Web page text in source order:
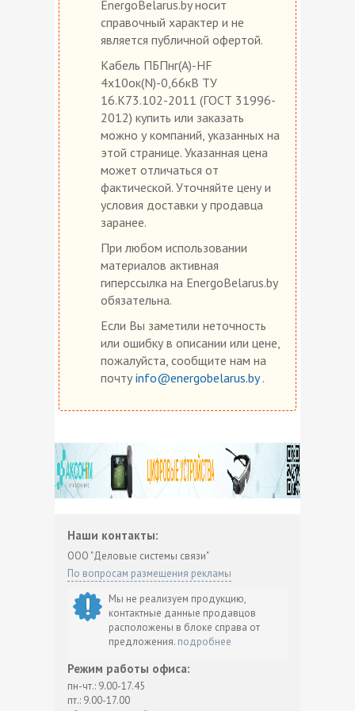
EnergoBelarus.by носит
справочный характер и не
является публичной офертой.
Кабель ПБПнг(А)-HF
4х10ок(N)-0,66кВ ТУ
16.К73.102-2011 (ГОСТ 31996-
2012) купить или заказать
можно у компаний, указанных на
этой странице. Указанная цена
может отличаться от
фактической. Уточняйте цену и
условия доставки у продавца
заранее.
При любом использовании
материалов активная
гиперссылка на EnergoBelarus.by
обязательна.
Если Вы заметили неточность
или ошибку в описании или цене,
пожалуйста, сообщите нам на
почту info@energobelarus.by.
Наши контакты:
ООО "Деловые системы связи"
По вопросам размещения рекламы
Мы не реализуем продукцию,
контактные данные продавцов
расположены в блоке справа от
предложения. подробнее
Режим работы офиса:
пн-чт.: 9.00-17.45
пт.: 9.00-17.00